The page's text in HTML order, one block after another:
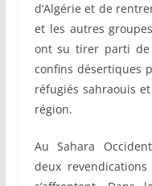
d’Algérie et de
et les autres
ont su tirer parti de
confins désertiques
réfugiés sahraouis
région.
Au Sahara
deux